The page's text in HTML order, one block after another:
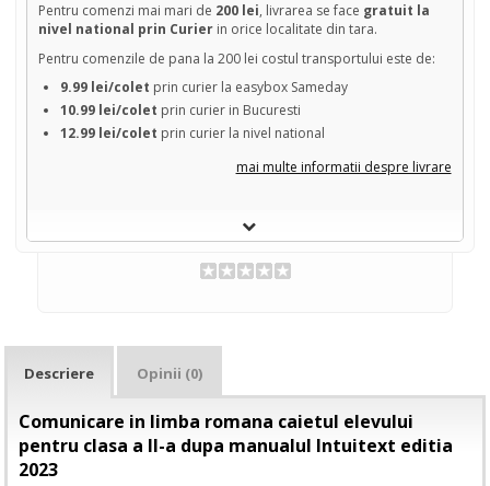
Pentru comenzi mai mari de 200 lei, livrarea se face gratuit la
nivel national prin Curier in orice localitate din tara.
Pentru comenzile de pana la 200 lei costul transportului este de:
9.99 lei/colet prin curier la easybox Sameday
10.99 lei/colet prin curier in Bucuresti
12.99 lei/colet prin curier la nivel national
mai multe informatii despre livrare
Descriere Opinii (0)
Comunicare in limba romana caietul elevului
pentru clasa a II-a dupa manualul Intuitext editia
2023